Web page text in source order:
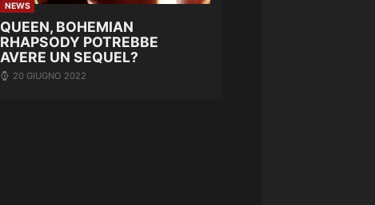
NEWS
QUEEN, BOHEMIAN
RHAPSODY POTREBBE
AVERE UN SEQUEL?
20 GIUGNO 2022